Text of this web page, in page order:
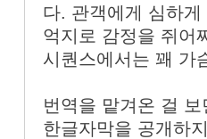
다. 관객에게 심하
억지로 감정을 쥐어
시퀀스에서는 꽤 가
번역을 맡겨온 걸
한글자막을 공개하